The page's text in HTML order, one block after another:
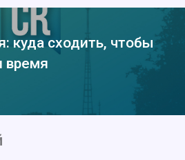
куда сходить, чтобы
время